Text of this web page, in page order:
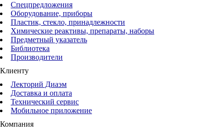
Спецпредложения
Оборудование, приборы
Пластик, стекло, принадлежности
Химические реактивы, препараты, наборы
Предметный указатель
Библиотека
Производители
Клиенту
Лекторий Диаэм
Доставка и оплата
Технический сервис
Мобильное приложение
Компания